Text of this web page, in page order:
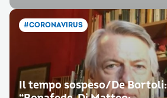
#CORONAVIRUS
Il tempo sospeso/De Bortoli: